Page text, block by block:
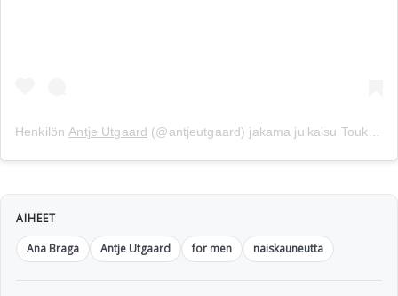
HenkilönAntje Utgaard (@antjeutgaard) jakama julkaisu Touko 5, 2019 kello 2.00 PDT
AIHEET
Ana Braga
Antje Utgaard for men naiskauneutta